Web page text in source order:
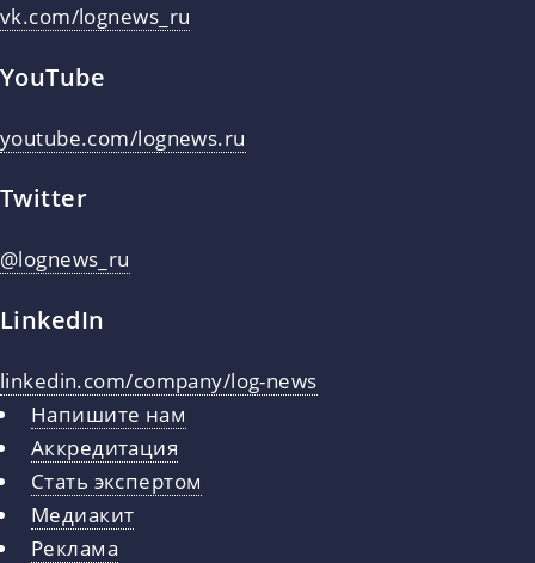
vk.com/lognews_ru
YouTube
youtube.com/lognews.ru
Twitter
@lognews_ru
LinkedIn
linkedin.com/company/log-news
Напишите нам
Аккредитация
Стать экспертом
Медиакит
Реклама